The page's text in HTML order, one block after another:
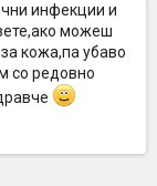
инфекции и
можеш
кожа,па убаво
со редовно